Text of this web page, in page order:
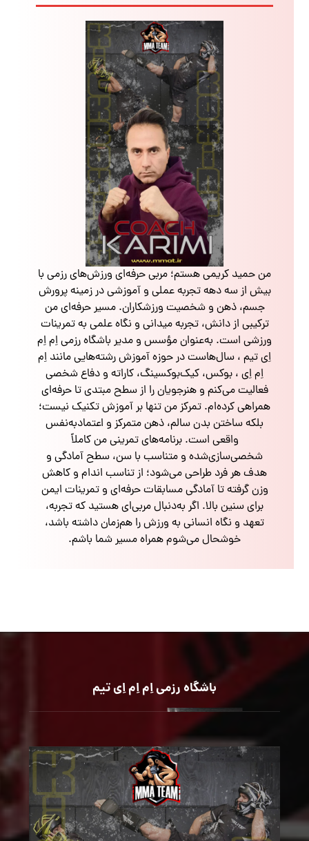
من حمید کریمی هستم؛ مربی حرفه‌ای ورزش‌های رزمی با
بیش از سه دهه تجربه عملی و آموزشی در زمینه پرورش
جسم، ذهن و شخصیت ورزشکاران. مسیر حرفه‌ای من
ترکیبی از دانش، تجربه میدانی و نگاه علمی به تمرینات
ورزشی است. به‌عنوان مؤسس و مدیر باشگاه رزمی اِم اِم
اِی تیم ، سال‌هاست در حوزه آموزش رشته‌هایی مانند اِم
اِم اِی ، بوکس، کیک‌بوکسینگ، کاراته و دفاع شخصی
فعالیت می‌کنم و هنرجویان را از سطح مبتدی تا حرفه‌ای
همراهی کرده‌ام. تمرکز من تنها بر آموزش تکنیک نیست؛
بلکه ساختن بدن سالم، ذهن متمرکز و اعتمادبه‌نفس
واقعی است. برنامه‌های تمرینی من کاملاً
شخصی‌سازی‌شده و متناسب با سن، سطح آمادگی و
هدف هر فرد طراحی می‌شود؛ از تناسب اندام و کاهش
وزن گرفته تا آمادگی مسابقات حرفه‌ای و تمرینات ایمن
برای سنین بالا. اگر به‌دنبال مربی‌ای هستید که تجربه،
تعهد و نگاه انسانی به ورزش را هم‌زمان داشته باشد،
خوشحال می‌شوم همراه مسیر شما باشم.
باشگاه رزمی اِم اِم اِی تیم